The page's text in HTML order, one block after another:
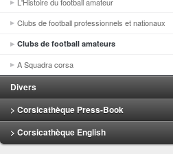
Clubs de football professionnels et nationaux
Clubs de football amateurs
A Squadra corsa
Divers
> Corsicathèque Press-Book
> Corsicathèque English